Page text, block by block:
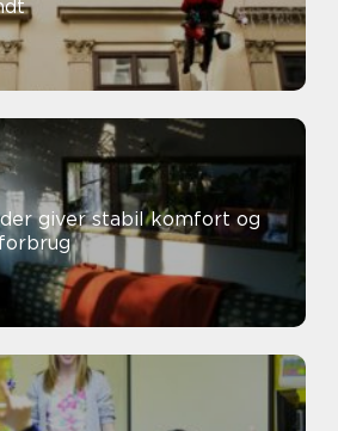
giver stabil komfort og